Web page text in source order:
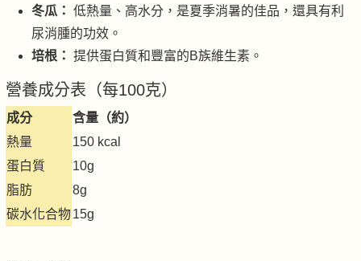
冬瓜： 低熱量、高水分，是夏季消暑的佳品，還具有利
尿消腫的功效。
培根： 提供蛋白質和豐富的B族維生素。
營養成分表（每100克）
成分
含量（約）
熱量
150 kcal
蛋白質
10g
脂肪
8g
碳水化合物15g